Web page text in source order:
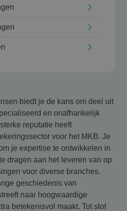
biedt je de kans om deel uit
en onafhankelijk
reputatie heeft
voor het MKB. Je
je expertise te ontwikkelen in
dragen aan het leveren van op
voor diverse branches.
geschiedenis van
naar hoogwaardige
betekenisvol maakt. Tot slot